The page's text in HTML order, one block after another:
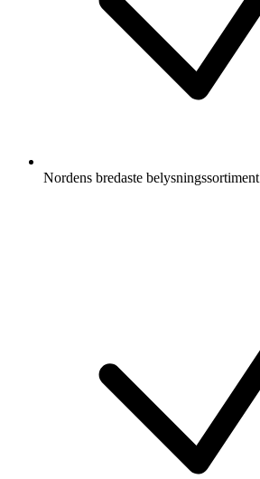
Nordens bredaste belysningssortiment